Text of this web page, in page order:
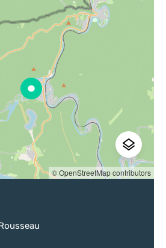
© OpenStreetMap contributors